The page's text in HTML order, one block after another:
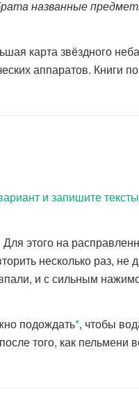
названные
карта звёздного
аппаратов. Книги
и запишите
этого на
несколько раз, не
и с сильным
подождать*, чтобы
того, как пельмени